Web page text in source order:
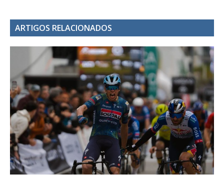
ARTIGOS RELACIONADOS